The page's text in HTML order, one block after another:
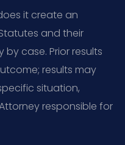
it create an
and their
case. Prior results
results may
situation,
responsible for